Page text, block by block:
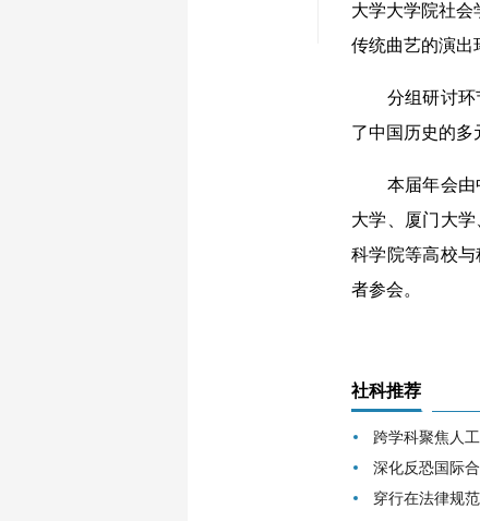
大学大学院社会
传统曲艺的演出
分组研讨环节
了中国历史的多
本届年会由中
大学、厦门大
科学院等高校
者参会。
社科推荐
跨学科聚焦人
深化反恐国际
穿行在法律规